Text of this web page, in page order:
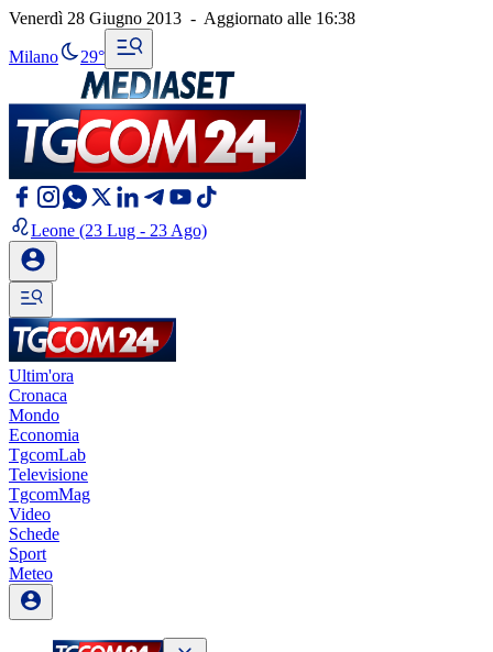
Venerdì 28 Giugno 2013 - Aggiornato alle 16:38
Milano 29°
Leone (23 Lug - 23 Ago)
Ultim'ora
Cronaca
Mondo
Economia
TgcomLab
Televisione
TgcomMag
Video
Schede
Sport
Meteo